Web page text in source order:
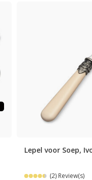
Lepel voor Soep,
(2) Review(s)